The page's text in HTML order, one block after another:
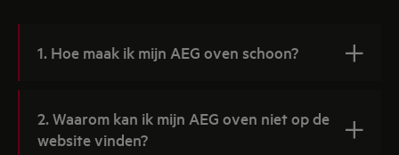
1. Hoe maak ik mijn AEG oven schoon?
2. Waarom kan ik mijn AEG oven niet op de
website vinden?